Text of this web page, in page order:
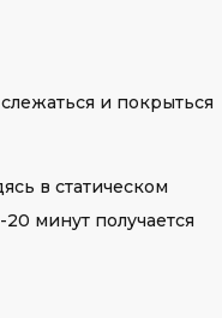
и покрыться
в статическом
минут получается